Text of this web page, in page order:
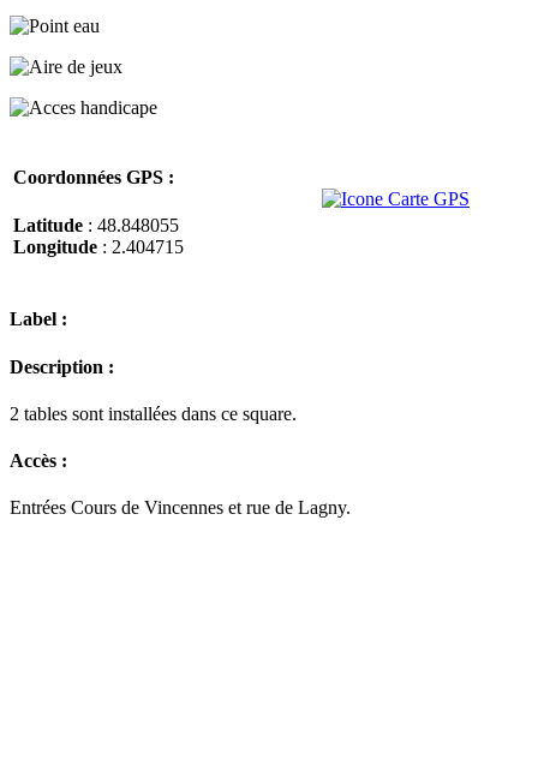
Coordonnées GPS :
Latitude : 48.848055
Longitude : 2.404715
Label :
Description :
2 tables sont installées dans ce square.
Accès :
Entrées Cours de Vincennes et rue de Lagny.